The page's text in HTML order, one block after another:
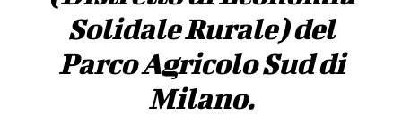
Solidale Rurale) del
Parco Agricolo Sud di
Milano.